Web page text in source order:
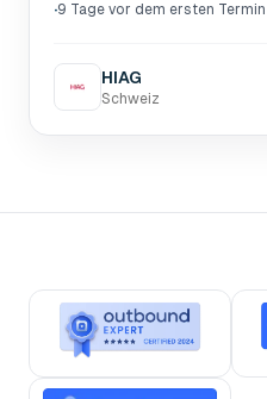
·9 Tage vor dem ersten Termin
HIAG
Schweiz